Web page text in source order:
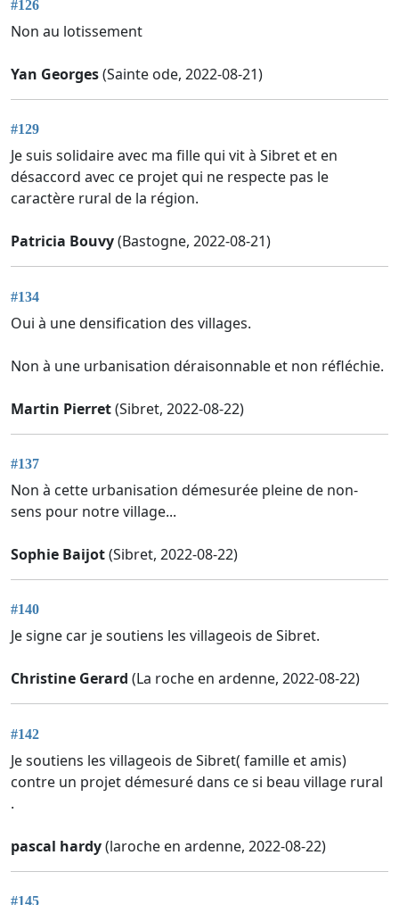
#126
Non au lotissement
Yan Georges(Sainte ode, 2022-08-21)
#129
Je suis solidaire avec ma fille qui vit à Sibret et en
désaccord avec ce projet qui ne respecte pas le
caractère rural de la région.
Patricia Bouvy(Bastogne, 2022-08-21)
#134
Oui à une densification des villages.
Non à une urbanisation déraisonnable et non réfléchie.
Martin Pierret(Sibret, 2022-08-22)
#137
Non à cette urbanisation démesurée pleine de non-
sens pour notre village...
Sophie Baijot(Sibret, 2022-08-22)
#140
Je signe car je soutiens les villageois de Sibret.
Christine Gerard (La roche en ardenne, 2022-08-22)
#142
Je soutiens les villageois de Sibret( famille et amis)
contre un projet démesuré dans ce si beau village rural
.
pascal hardy(laroche en ardenne, 2022-08-22)
#145